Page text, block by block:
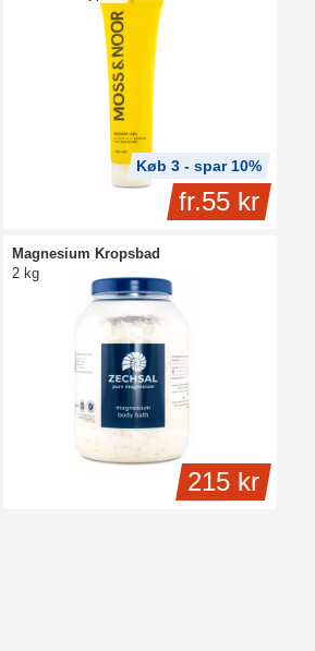
Køb 3 - spar 10%
fr.55 kr
Magnesium Kropsbad
2 kg
215 kr